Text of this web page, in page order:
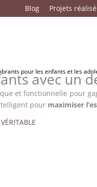
Blog Projets
pour les enfants et les
avec un
et fonctionnelle pour
pour maximiser